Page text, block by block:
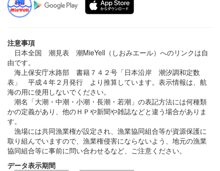
注意事項
日本全国 潮見表 潮MieYell（しおみエール）へのリンクは自
由です。
海上保安庁水路部 書籍７４２号「日本沿岸 潮汐調和定数
表」 平成４年２月発行 より推算しています。表示情報は、航
海の用に使用しないでください。
潮名「大潮・中潮・小潮・長潮・若潮」の表記方法には何種類
かの定義があり、他のＨＰや新聞や雑誌などと違う場合がありま
す。
漁場には共同漁業権が設定され、漁業協同組合等が資源保護に
取り組んでいますので、漁業権侵害にならないよう、地元の漁業
協同組合等に事前に問い合わせるなど、ご注意ください。
データ表示期間